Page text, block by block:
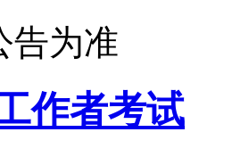
告为准
作者考试